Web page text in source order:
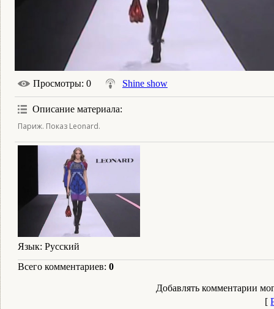
Просмотры: 0 Shine show
Описание материала:
Париж. Показ Leonard.
Язык: Русский
Всего комментариев: 0
Добавлять комментарии
[